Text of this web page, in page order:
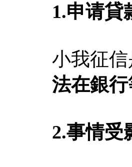
1.申请貸
小我征
法在銀
2.事情受